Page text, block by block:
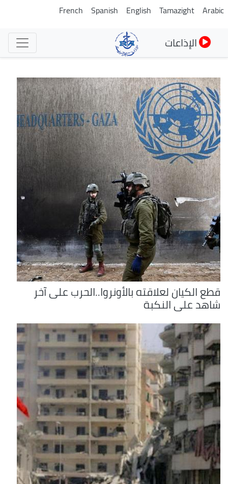
تجاوز
Arabic
Tamazight
English
Spanish
French
الإذاعات
قطع الكيان لعلاقته بالأونروا..الحرب على آخر
شاهد على النكبة